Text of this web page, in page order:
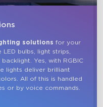
solutions for your
bulbs, light strips,
Yes, with RGBIC
lights deliver brilliant
All of this is handled
or by voice commands.